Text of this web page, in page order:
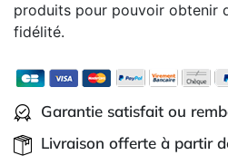
produits pour pouvoir obtenir
fidélité.
Garantie satisfait ou
Livraison offerte à partir